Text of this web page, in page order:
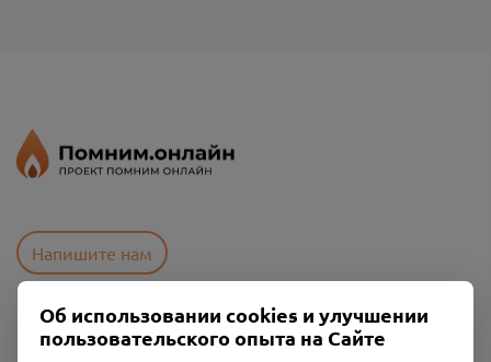
Напишите нам
Пользовательское соглашение
Об использовании cookies и улучшении
пользовательского опыта на Сайте